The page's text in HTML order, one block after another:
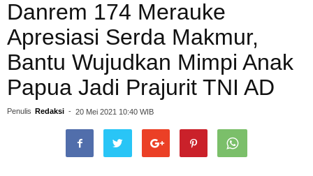
Danrem 174 Merauke
Apresiasi Serda Makmur,
Bantu Wujudkan Mimpi Anak
Papua Jadi Prajurit TNI AD
Penulis Redaksi - 20 Mei 2021 10:40 WIB